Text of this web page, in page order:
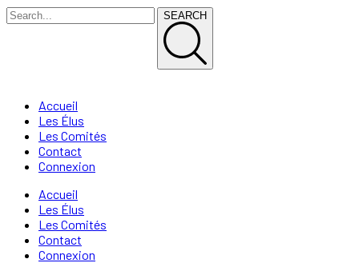
SEARCH
Accueil
Les Élus
Les Comités
Contact
Connexion
Accueil
Les Élus
Les Comités
Contact
Connexion